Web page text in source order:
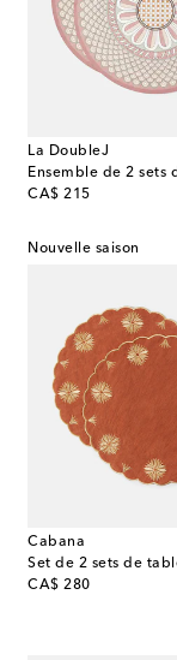
La DoubleJ
CA$ 215
original price
Nouvelle saison
Cabana
CA$ 280
original price